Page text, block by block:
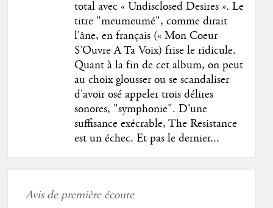
total avec « Undisclosed Desires ». Le
titre "meumeumé", comme dirait
l'âne, en français (« Mon Coeur
S’Ouvre A Ta Voix) frise le ridicule.
Quant à la fin de cet album, on peut
au choix glousser ou se scandaliser
d'avoir osé appeler trois délires
sonores, "symphonie". D'une
suffisance exécrable, The Resistance
est un échec. Et pas le dernier...
Avis de première écoute